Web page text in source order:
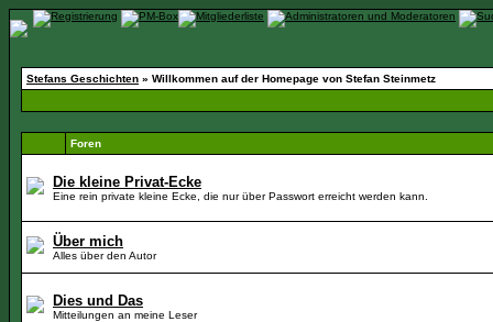
Stefans Geschichten » Willkommen auf der Homepage von Stefan Steinmetz
Foren
Die kleine Privat-Ecke
Eine rein private kleine Ecke, die nur über Passwort erreicht werden kann.
Über mich
Alles über den Autor
Dies und Das
Mitteilungen an meine Leser